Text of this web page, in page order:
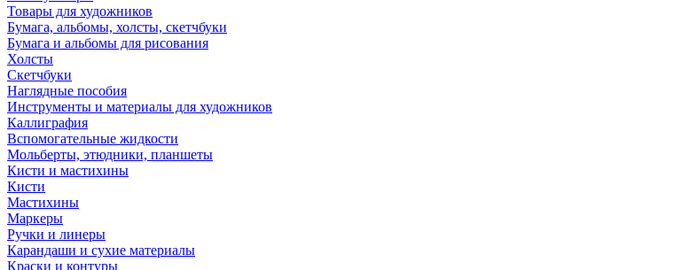
Товары для художников
Бумага, альбомы, холсты, скетчбуки
Бумага и альбомы для рисования
Холсты
Скетчбуки
Наглядные пособия
Инструменты и материалы для художников
Каллиграфия
Вспомогательные жидкости
Мольберты, этюдники, планшеты
Кисти и мастихины
Кисти
Мастихины
Маркеры
Ручки и линеры
Карандаши и сухие материалы
Краски и контуры